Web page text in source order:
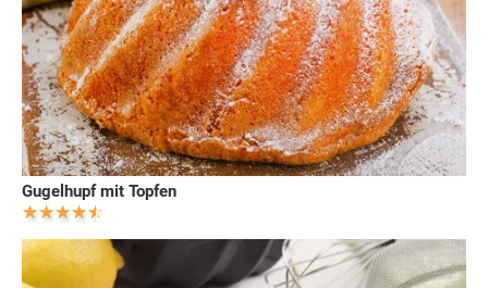
Gugelhupf mit Topfen